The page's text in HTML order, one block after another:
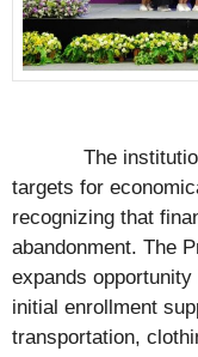
The institution
targets for
recognizing that
abandonment. The
expands
initial enrollment
transportation,